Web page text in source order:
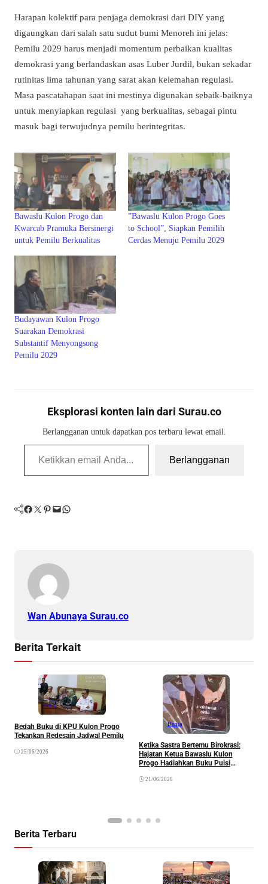
Harapan kolektif para penjaga demokrasi dari DIY yang
digaungkan dari salah satu sudut bumi Menoreh ini jelas:
Pemilu 2029 harus menjadi momentum perbaikan kualitas
demokrasi yang berlandaskan asas Luber Jurdil, bukan sekadar
rutinitas lima tahunan yang sarat akan kelemahan regulasi.
Masa pascatahapan saat ini mestinya digunakan sebaik-baiknya
untuk menyiapkan regulasi yang berkualitas, sebagai pintu
masuk bagi terwujudnya pemilu berintegritas.
Bawaslu Kulon Progo dan
Kwarcab Pramuka Bersinergi
untuk Pemilu Berkualitas
”Bawaslu Kulon Progo Goes
to School”, Siapkan Pemilih
Cerdas Menuju Pemilu 2029
Budayawan Kulon Progo
Suarakan Demokrasi
Substantif Menyongsong
Pemilu 2029
Eksplorasi konten lain dari Surau.co
Berlangganan untuk dapatkan pos terbaru lewat email.
Ketikkan email Anda...
Berlangganan
Facebook Twitter Pinterest Mail WhatsApp
Wan Abunaya Surau.co
Berita Terkait
Berita
Bedah Buku di KPU Kulon Progo
Tekankan Redesain Jadwal Pemilu
25/06/2026
Berita
Ketika Sastra Bertemu Birokrasi:
Hajatan Ketua Bawaslu Kulon
Progo Hadiahkan Buku Puisi
21/06/2026
Berita Terbaru